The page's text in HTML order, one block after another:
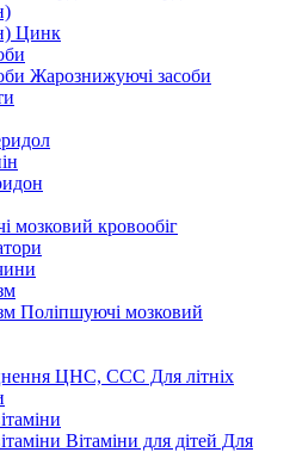
Цинк
Жарознижуючі засоби
мозковий кровообіг
Поліпшуючі мозковий
ЦНС, ССС Для літніх
Вітаміни для дітей Для